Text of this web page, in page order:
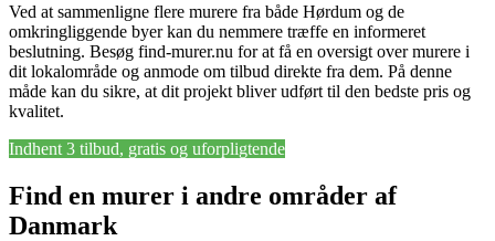
Ved at sammenligne flere murere fra både Hørdum og de
omkringliggende byer kan du nemmere træffe en informeret
beslutning. Besøg find-murer.nu for at få en oversigt over murere i
dit lokalområde og anmode om tilbud direkte fra dem. På denne
måde kan du sikre, at dit projekt bliver udført til den bedste pris og
kvalitet.
Indhent 3 tilbud, gratis og uforpligtende
Find en murer i andre områder af
Danmark